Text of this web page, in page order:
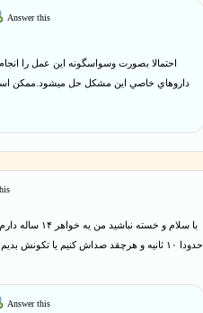
Answer this
احتمالا بصورت وسواسگونه اين عمل را
داروهاي خاصي اين مشكل حل ميشود.ممكن
حدودا ۱۰ ثانیه و هرچقد صداش کنیم یا
Answer this